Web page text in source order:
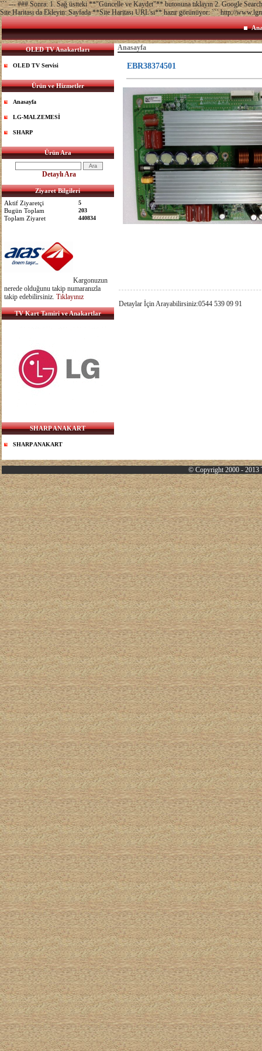
``` --- ### Sonra: 1. Sağ üstteki **"Güncelle ve Kaydet"** butonuna tıklayın 2. Google
Site Haritası da Ekleyin: Sayfada **Site Haritası URL'si** hazır görünüyor: ``` http://
OLED TV Anakartları
OLED TV Servisi
Ürün ve Hizmetler
Anasayfa
LG-MALZEMESİ
SHARP
Ürün Ara
Detaylı Ara
Ziyaret Bilgileri
Aktif Ziyaretçi
5
Bugün Toplam 203
Toplam Ziyaret 440834
Kargonuzun
nerede olduğunu takip numaranızla
takip edebilirsiniz. Tıklayınız
TV Kart Tamiri ve Anakartlar
SHARP ANAKART
SHARP ANAKART
Anasayfa
EBR38374501
Detaylar İçin Arayabilirsiniz:0544 539 09 91
© Copyright 2000 - 2013